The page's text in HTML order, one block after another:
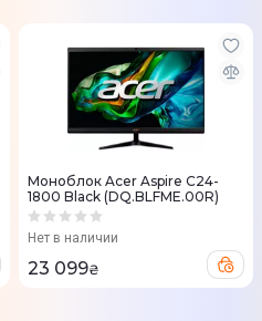
Моноблок Acer Aspire C24-
1800 Black (DQ.BLFME.00R)
Нет в наличии
23 099₴